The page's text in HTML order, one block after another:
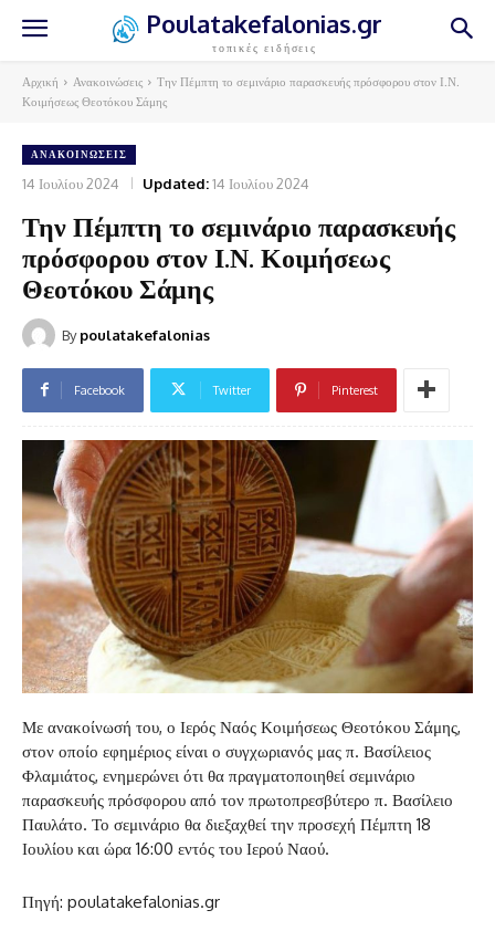
Poulatakefalonias.gr
τοπικές ειδήσεις
Αρχική Ανακοινώσεις
Την Πέμπτη το σεμινάριο παρασκευής πρόσφορου στον Ι.Ν.
Κοιμήσεως Θεοτόκου Σάμης
ΑΝΑΚΟΙΝΏΣΕΙΣ
14 Ιουλίου 2024 Updated:14 Ιουλίου 2024
Την Πέμπτη το σεμινάριο παρασκευής
πρόσφορου στον Ι.Ν. Κοιμήσεως
Θεοτόκου Σάμης
By poulatakefalonias
Facebook Twitter Pinterest
Με ανακοίνωσή του, ο Ιερός Ναός Κοιμήσεως Θεοτόκου Σάμης,
στον οποίο εφημέριος είναι ο συγχωριανός μας π. Βασίλειος
Φλαμιάτος, ενημερώνει ότι θα πραγματοποιηθεί σεμινάριο
παρασκευής πρόσφορου από τον πρωτοπρεσβύτερο π. Βασίλειο
Παυλάτο. Το σεμινάριο θα διεξαχθεί την προσεχή Πέμπτη 18
Ιουλίου και ώρα 16:00 εντός του Ιερού Ναού.
Πηγή: poulatakefalonias.gr